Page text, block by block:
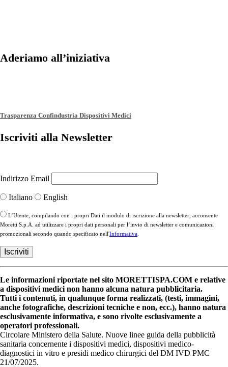
Aderiamo all’iniziativa
Trasparenza Confindustria Dispositivi Medici
Iscriviti alla Newsletter
Indirizzo Email
Italiano English
L’Utente, compilando con i propri Dati il modulo di iscrizione alla newsletter, acconsente
Moretti S.p.A. ad utilizzare i propri dati personali per l’invio di newsletter e comunicazioni
promozionali secondo quando specificato nell'Informativa
Le informazioni riportate nel sito MORETTISPA.COM e relative
a dispositivi medici non hanno alcuna natura pubblicitaria.
Tutti i contenuti, in qualunque forma realizzati, (testi, immagini,
anche fotografiche, descrizioni tecniche e non, ecc.), hanno natura
esclusivamente informativa, e sono rivolte esclusivamente a
operatori professionali.
Circolare Ministero della Salute. Nuove linee guida della pubblicità
sanitaria concernente i dispositivi medici, dispositivi medico-
diagnostici in vitro e presidi medico chirurgici del DM IVD PMC
21/07/2025.